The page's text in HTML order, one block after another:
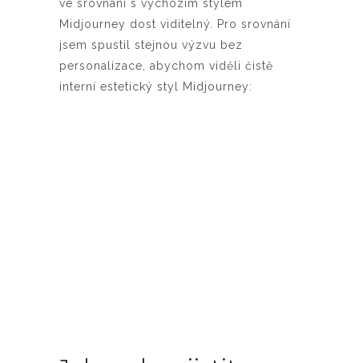
ve srovnání s výchozím stylem
Midjourney dost viditelný. Pro srovnání
jsem spustil stejnou výzvu bez
personalizace, abychom viděli čistě
interní estetický styl Midjourney: